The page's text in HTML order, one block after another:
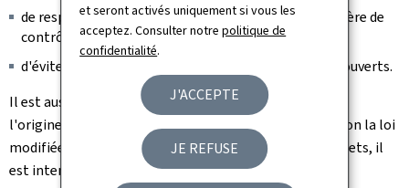
et seront activés uniquement si vous les
acceptez. Consulter notrepolitique de
confidentialité.
J'ACCEPTE
JE REFUSE
de respecter les obligations réglementaires en matière de
contrôle des chauffages;
d'éviter l'utilisation des feux de cheminée en foyers ouverts.
Il est aussi rappelé que la combustion de déchets est à
l'origine de la formation de particules fines et que, selon la loi
modifiée du 21 mars 2012 relative à la gestion des déchets, il
est interdit de brûler des déchets à l'air libre.